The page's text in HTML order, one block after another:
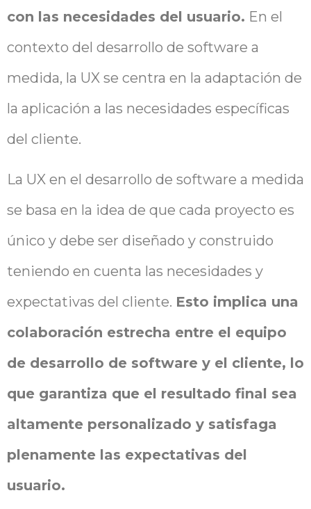
con las necesidades del usuario. En el
contexto del desarrollo de software a
medida, la UX se centra en la adaptación de
la aplicación a las necesidades específicas
del cliente.
La UX en el desarrollo de software a medida
se basa en la idea de que cada proyecto es
único y debe ser diseñado y construido
teniendo en cuenta las necesidades y
expectativas del cliente. Esto implica una
colaboración estrecha entre el equipo
de desarrollo de software y el cliente, lo
que garantiza que el resultado final sea
altamente personalizado y satisfaga
plenamente las expectativas del
usuario.